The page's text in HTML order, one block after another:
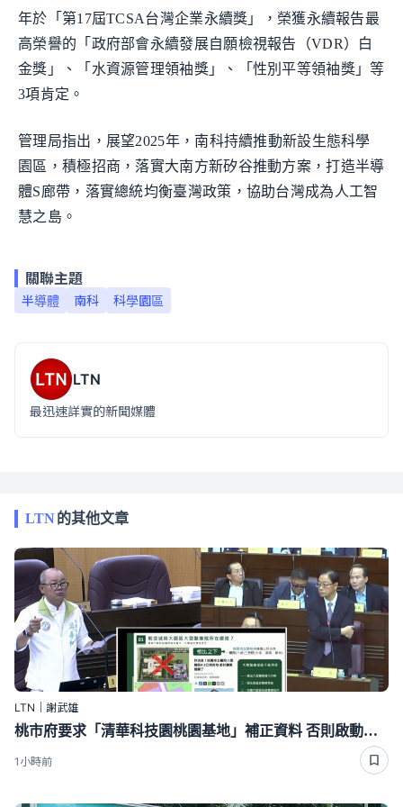
年於「第17屆TCSA台灣企業永續獎」，榮獲永續報告最
高榮譽的「政府部會永續發展自願檢視報告（VDR）白
金獎」、「水資源管理領袖獎」、「性別平等領袖獎」等
3項肯定。
管理局指出，展望2025年，南科持續推動新設生態科學
園區，積極招商，落實大南方新矽谷推動方案，打造半導
體S廊帶，落實總統均衡臺灣政策，協助台灣成為人工智
慧之島。
關聯主題
半導體 南科 科學園區
LTN
最迅速詳實的新聞媒體
LTN的其他文章
LTN｜謝武雄
桃市府要求「清華科技園桃園基地」補正資料 否則啟動土地收回計劃
1小時前